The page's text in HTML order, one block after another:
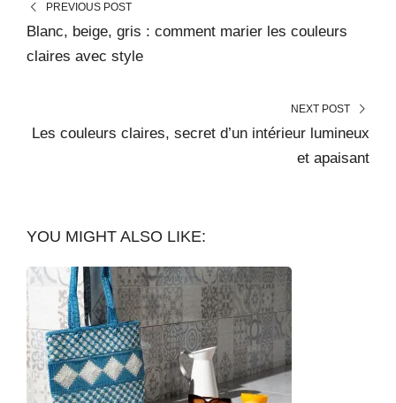
PREVIOUS POST
Blanc, beige, gris : comment marier les couleurs
claires avec style
NEXT POST
Les couleurs claires, secret d’un intérieur lumineux
et apaisant
YOU MIGHT ALSO LIKE: